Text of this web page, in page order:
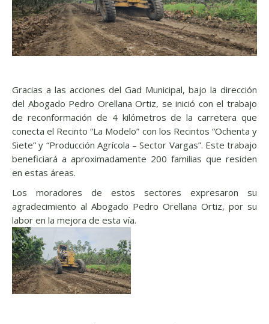
Gracias a las acciones del Gad Municipal, bajo la dirección
del Abogado Pedro Orellana Ortiz, se inició con el trabajo
de reconformación de 4 kilómetros de la carretera que
conecta el Recinto “La Modelo” con los Recintos “Ochenta y
Siete” y “Producción Agrícola – Sector Vargas”. Este trabajo
beneficiará a aproximadamente 200 familias que residen
en estas áreas.
Los moradores de estos sectores expresaron su
agradecimiento al Abogado Pedro Orellana Ortiz, por su
labor en la mejora de esta vía.